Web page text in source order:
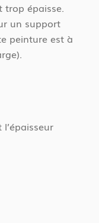
trop épaisse.
un support
peinture est à